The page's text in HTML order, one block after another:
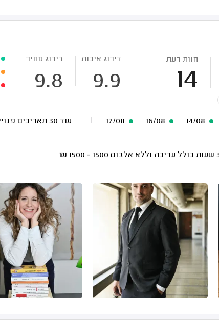
חוות דעת
14
דירוג איכות
9.9
דירוג מחיר
9.8
עוד 30 תאריכים פנויים
1500 - 1500
₪